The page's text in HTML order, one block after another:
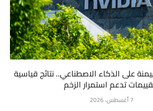
على الذكاء الاصطناعي.. نتائج قياسية
تدعم استمرار الزخم
7 أغسطس، 2026